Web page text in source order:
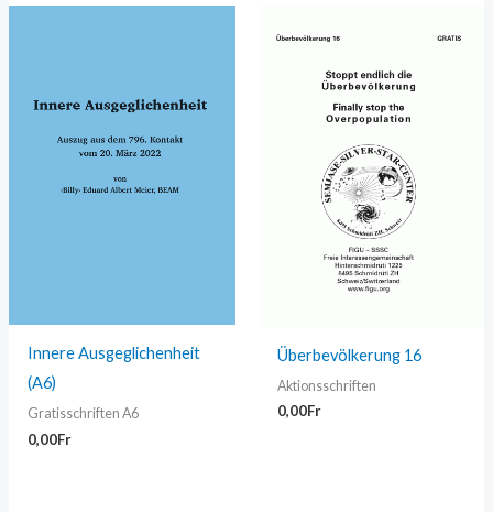
Innere Ausgeglichenheit
(A6)
Gratisschriften A6
0,00Fr
Überbevölkerung 16
Aktionsschriften
0,00Fr